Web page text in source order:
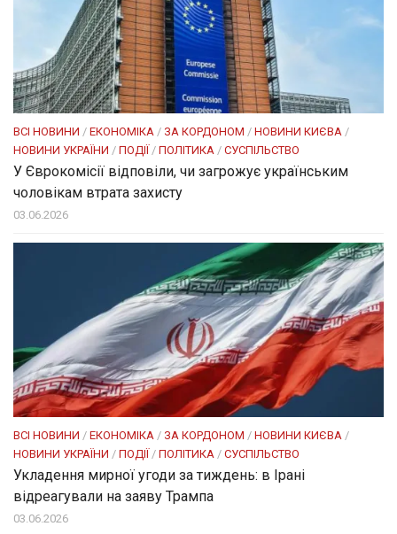
ВСІ НОВИНИ / ЕКОНОМІКА / ЗА КОРДОНОМ / НОВИНИ КИЄВА /
НОВИНИ УКРАЇНИ / ПОДІЇ / ПОЛІТИКА / СУСПІЛЬСТВО
У Єврокомісії відповіли, чи загрожує українським
чоловікам втрата захисту
03.06.2026
ВСІ НОВИНИ / ЕКОНОМІКА / ЗА КОРДОНОМ / НОВИНИ КИЄВА /
НОВИНИ УКРАЇНИ / ПОДІЇ / ПОЛІТИКА / СУСПІЛЬСТВО
Укладення мирної угоди за тиждень: в Ірані
відреагували на заяву Трампа
03.06.2026